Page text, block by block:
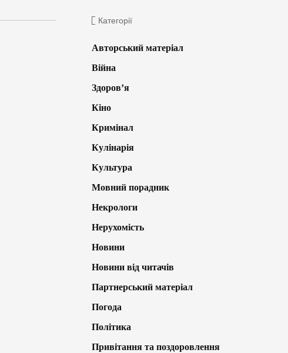
Категорії
Авторський матеріал
Війна
Здоров’я
Кіно
Кримінал
Кулінарія
Культура
Мовний порадник
Некрологи
Нерухомість
Новини
Новини від читачів
Партнерський матеріал
Погода
Політика
Привітання та поздоровлення